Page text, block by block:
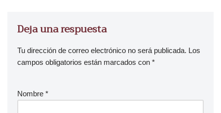
Deja una respuesta
Tu dirección de correo electrónico no será publicada. Los
campos obligatorios están marcados con *
Nombre *